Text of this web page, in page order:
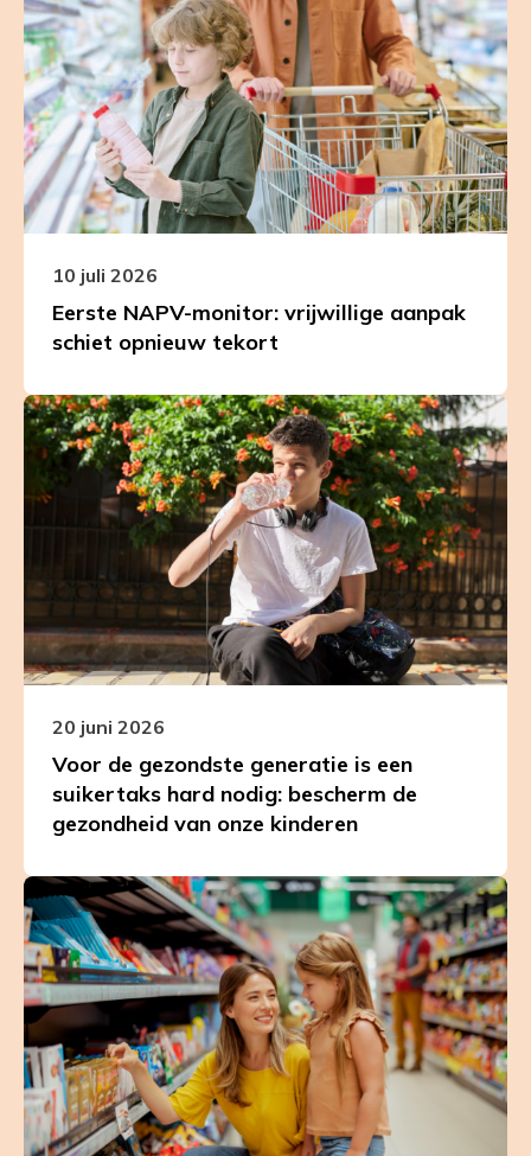
Eerste NAPV-monitor: vrijwillige aanpak
schiet opnieuw tekort
10 juli 2026
over
Eerste
NAPV-
monitor:
vrijwillige
aanpak
schiet
opnieuw
tekort
Voor de gezondste generatie is een
suikertaks hard nodig: bescherm de
gezondheid van onze kinderen
20 juni 2026
Leer
meer
over
Voor
generatie
is
een
suikertaks
hard
nodig:
gezondheid
van
onze
kinderen
Leer
meer
over
Nederlandse
supermarkt
grotendeels
ongezond
voor
kinderen